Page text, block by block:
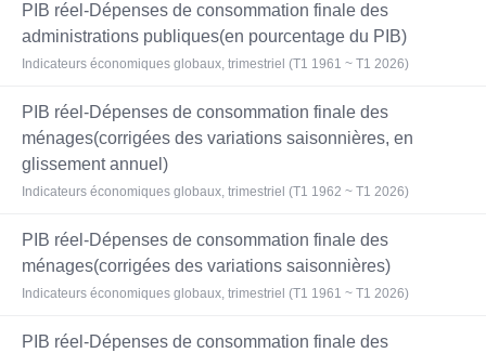
PIB réel-Dépenses de consommation finale des
administrations publiques(en pourcentage du PIB)
Indicateurs économiques globaux, trimestriel (T1 1961 ~ T1 2026)
PIB réel-Dépenses de consommation finale des
ménages(corrigées des variations saisonnières, en
glissement annuel)
Indicateurs économiques globaux, trimestriel (T1 1962 ~ T1 2026)
PIB réel-Dépenses de consommation finale des
ménages(corrigées des variations saisonnières)
Indicateurs économiques globaux, trimestriel (T1 1961 ~ T1 2026)
PIB réel-Dépenses de consommation finale des